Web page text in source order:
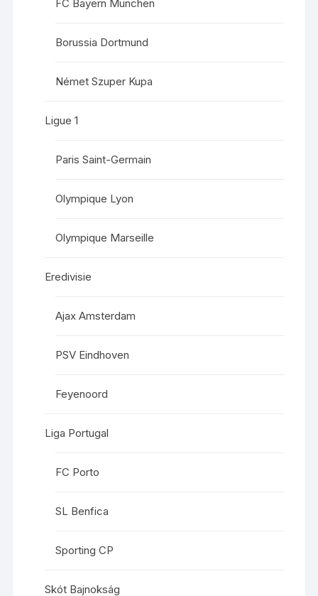
FC Bayern München
Borussia Dortmund
Német Szuper Kupa
Ligue 1
Paris Saint-Germain
Olympique Lyon
Olympique Marseille
Eredivisie
Ajax Amsterdam
PSV Eindhoven
Feyenoord
Liga Portugal
FC Porto
SL Benfica
Sporting CP
Skót Bajnokság